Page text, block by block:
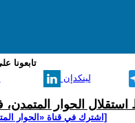
تابعونا
لينكدإن
استقلال الحوار
[اشترك في قناة ‫«الحوار